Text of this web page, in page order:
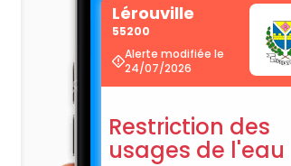
Lérouville
55200
Alerte modifiée le
24/07/2026
Restriction des
usages de l'eau